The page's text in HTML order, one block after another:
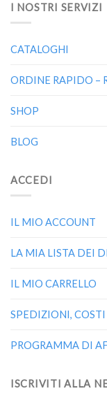
I NOSTRI SERVIZI
CATALOGHI
ORDINE RAPIDO –
SHOP
BLOG
ACCEDI
IL MIO ACCOUNT
LA MIA LISTA DEI
IL MIO CARRELLO
SPEDIZIONI,
PROGRAMMA DI
ISCRIVITI ALLA